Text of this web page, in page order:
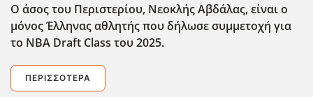
Ο άσος του Περιστερίου, Νεοκλής Αβδάλας, είναι ο
μόνος Έλληνας αθλητής που δήλωσε συμμετοχή για
το NBA Draft Class του 2025.
ΠΕΡΙΣΣΌΤΕΡΑ